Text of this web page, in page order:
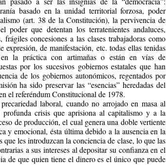
basado en la unidad territorial forzosa, poder
(art. 38 de la Constitución), la pervivencia de
poder que detentan los terratenientes andaluces,
concesiones a las clases trabajadoras como
de manifestación, etc. todas ellas tenidas
en la práctica con artimañas o están en vías de
por los sucesivos gobiernos estatales que han
de los gobiernos autonómicos, regentados por
ha sido preservar las “esencias” heredadas del
el referéndum Constitucional de 1978.
laboral, cuando no arrojado en masa al
crisis que aprisiona al capitalismo y a la
de producción, el cual genera una doble vertiente
y emocional, ésta última debido a la ausencia en la
les introduzcan la conciencia de clase, lo que las
a sus intereses al depositar su confianza en el
de que quien tiene el dinero es el único que puede